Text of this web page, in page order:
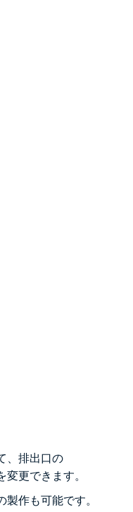
排出口の
変更できます。
作も可能です。